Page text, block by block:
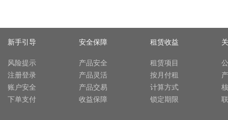
新手引导
风险提示
注册登录
账户安全
下单支付
安全保障
产品安全
产品灵活
产品交易
收益保障
租赁收益
租赁项目
按月付租
计算方式
锁定期限